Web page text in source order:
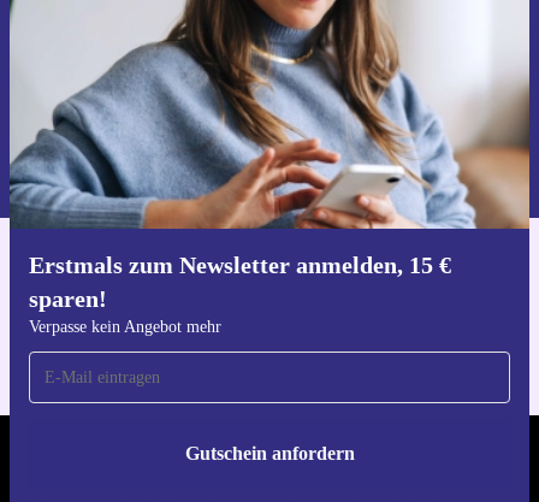
Erstmals zum Newsletter anmelden, 15 €
sparen!
Verpasse kein Angebot mehr
Gutschein anfordern
Gutschein anfordern
Informationen über die Verwendung personenbezogener Daten findest
du in unserer
Datenschutzerklärung.
Hol dir die refurbed-App
REFURBED ÖSTERREICH - RETHINK NEW.